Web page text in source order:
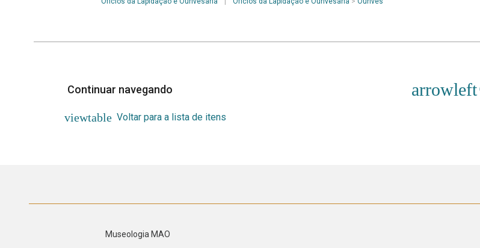
Continuar navegando
Voltar para a lista de itens
Museologia MAO